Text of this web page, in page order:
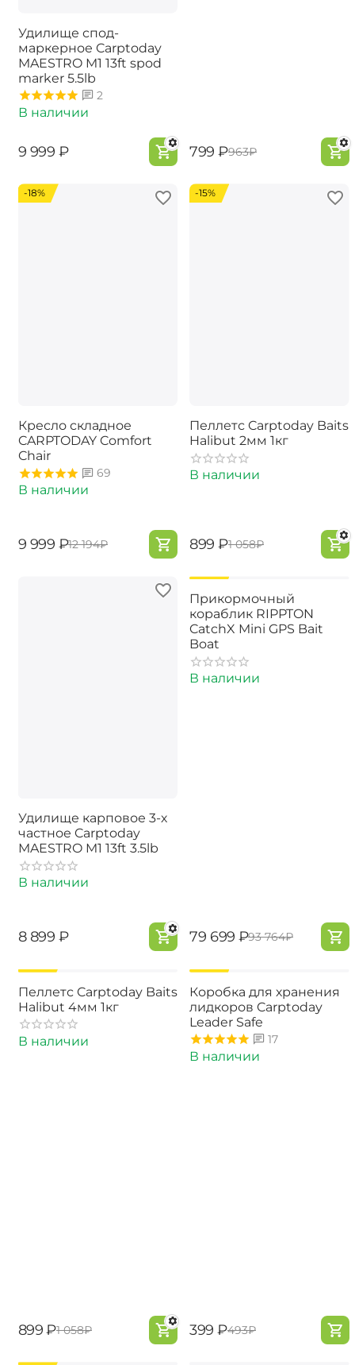
Удилище спод-
маркерное Carptoday
MAESTRO M1 13ft spod
marker 5.5lb
2
В наличии
‍9 999‍ ₽ ‍799‍ ₽‍963‍₽
-18%
Кресло складное
CARPTODAY Comfort
Chair
69
В наличии
‍9 999‍ ₽‍12 194‍₽
-15%
Пеллетс Carptoday Baits
Halibut 2мм 1кг
В наличии
‍899‍ ₽‍1 058‍₽
Удилище карповое 3-х
частное Carptoday
MAESTRO M1 13ft 3.5lb
В наличии
‍8 899‍ ₽
Прикормочный
кораблик RIPPTON
CatchX Mini GPS Bait
Boat
В наличии
‍79 699‍ ₽‍93 764‍₽
Пеллетс Carptoday Baits
Halibut 4мм 1кг
В наличии
‍899‍ ₽‍1 058‍₽
Коробка для хранения
лидкоров Carptoday
Leader Safe
17
В наличии
‍399‍ ₽‍493‍₽